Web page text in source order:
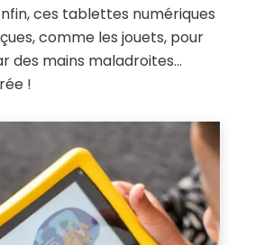
ces tablettes numériques
comme les jouets, pour
des mains maladroites…
!